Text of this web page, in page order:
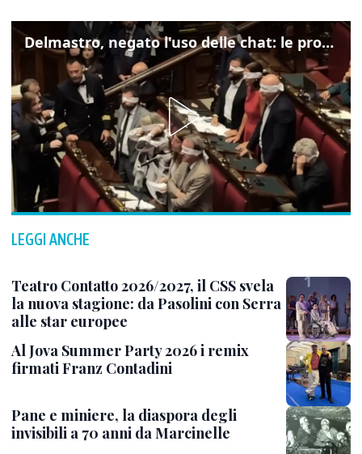
Delmastro, negato l'uso delle chat: le proteste di Avs e M5s
LEGGI ANCHE
Teatro Contatto 2026/2027, il CSS svela
la nuova stagione: da Pasolini con Serra
alle star europee
Al Jova Summer Party 2026 i remix
firmati Franz Contadini
Pane e miniere, la diaspora degli
invisibili a 70 anni da Marcinelle